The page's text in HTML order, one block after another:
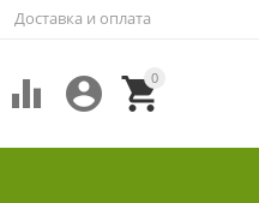
Доставка и оплата
0


